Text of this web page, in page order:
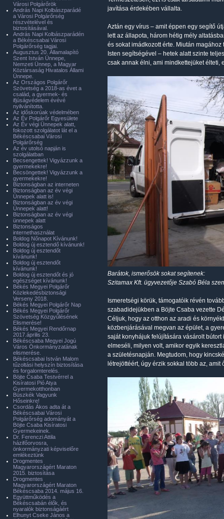
javítása érdekében vállalta.
Aztán egy vírus – amit éppen egy segítő
lett az állapota, három hétig mély
és sokat imádkozott érte. Miután
Isten segítségével – hetek alatt szinte
csak annak élni, ami mindkettejüket élteti,
Barátok, ismerősök sokat segítenek:
Szitamax Kft. ügyvezetője Szabó Béla
Ismeretségi körük, támogatóik révén
szabadidejükben a Böjte Csaba vezette
Céljuk, hogy az otthon az aradi és
közbenjárásával megvan az épület, a
saját konyhájuk felújítására vásárolt
elmeséli, milyen volt, amikor egyik
a születésnapján. Megtudom, hogy
létrejöttéért, úgy érzik sokkal több az,
Városi Polgárőrök
András Napi Kolbászparádé
a Városi Polgárőrség
részvételével és
biztosításával.
András Napi Kolbászparádén
a Békéscsabai Városi
Polgárőrség tagjai.
Augusztus 20. Államalapító
Szent István Ünnepe,
Nemzeti Ünnep, a Magyar
Köztársaság Hivatalos Állami
Ünnepe.
Az Országos Polgárőr
Szövetség a 2018-as évet a
család, a gyermek- és
ifjúságvédelem évévé
nyilvánította.
Az időskorúak védelmében
Az Év Polgárőr Egyesülete
Az Év végi Ünnepek alatt,
fokozott szolgálatot lát el a
Békéscsabai Városi
Polgárőrség
Az év utolsó napján is
szolgálatban
Becsengettek! Vigyázzunk a
gyermekekre!
Becsöngettek! Vigyázzunk a
gyermekekre!
Biztonságban az interneten
Biztonságban az év végi
Ünnepek alatt is!
Biztonságban az év végi
Ünnepek alatt!
Biztonságban az év végi
ünnepek alatt
Biztonságos
internethasználat
Boldog Nőnapot Kívánunk!
Boldog új esztendő kívánunk!
Boldog új esztendőt
kívánunk!
Boldog új esztendőt
kívánunk!
Boldog új esztendőt és jó
egészséget kívánunk!
Békés Megyei Polgárőr
Közlekedésbiztonsági
Verseny 2018.
Békés Megyei Polgárőr Nap
Békés Megyei Polgárőr
Szövetség Közgyűlésének
Elismerése!
Békés Megyei Rendőrnap
2017.április 23.
Békéscsaba Megyei Jogú
Város Önkormányzatának
elismerése.
Békéscsabai István Malom
tűzoltási helyszín biztosítása
és forgalomterelés.
Böjte Csaba Testvérrel a
Kisíratosi Pió Atya
Gyermekotthonban
Büszkék Vagyunk
Hőseinkre!
Csordás Ákos adta át a
Békéscsabai Városi
Polgárőrség adományát a
Böjte Csaba Kisíratosi
Gyermekeinek.
Dr. Ferenczi Attila
házifőorvosra,
önkormányzati képviselőre
emlékeztünk
Drogmentes
Magyarországért Maraton
2015. biztosítása
Drogmentes
Magyarországért Maraton
Békéscsaba 2014. május 16.
Együttműködés a
Békéscsabán élők, és
nyaralók biztonságáért
Elhunyt Cseke János a